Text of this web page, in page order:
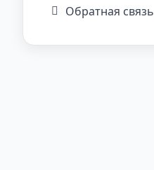
Обратная связь